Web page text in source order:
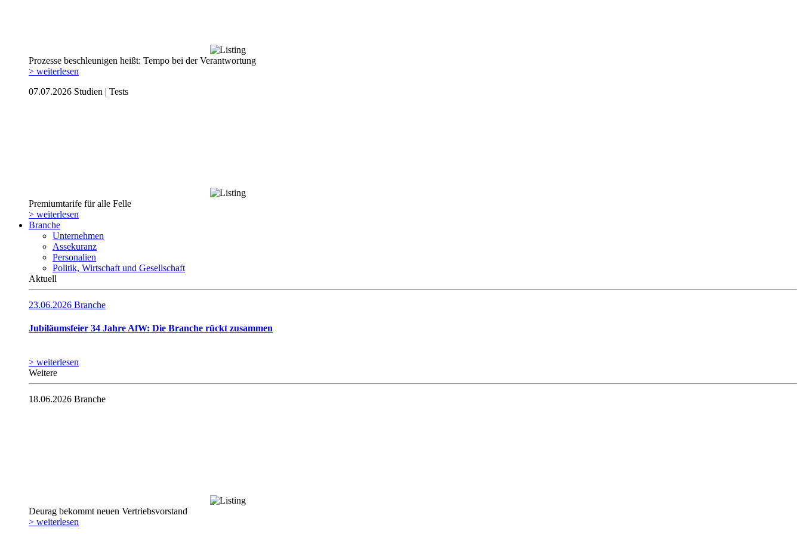
Prozesse beschleunigen heißt: Tempo bei der Verantwortung
> weiterlesen
07.07.2026 Studien | Tests
Premiumtarife für alle Felle
> weiterlesen
Branche
Unternehmen
Assekuranz
Personalien
Politik, Wirtschaft und Gesellschaft
Aktuell
23.06.2026 Branche
Jubiläumsfeier 34 Jahre AfW: Die Branche rückt zusammen
> weiterlesen
Weitere
18.06.2026 Branche
Deurag bekommt neuen Vertriebsvorstand
> weiterlesen